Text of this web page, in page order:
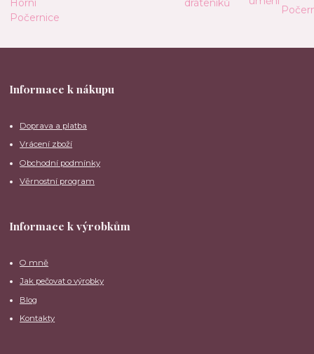
Informace k nákupu
Doprava a platba
Vrácení zboží
Obchodní podmínky
Věrnostní program
Informace k výrobkům
O mně
Jak pečovat o výrobky
Blog
Kontakty